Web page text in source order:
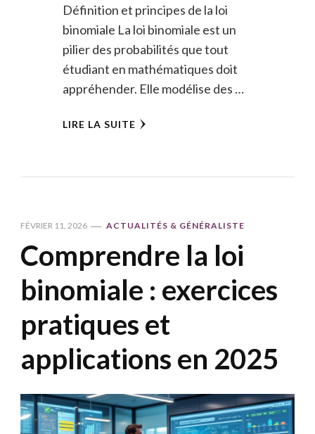
Définition et principes de la loi
binomiale La loi binomiale est un
pilier des probabilités que tout
étudiant en mathématiques doit
appréhender. Elle modélise des …
LIRE LA SUITE
FÉVRIER 11, 2026 ACTUALITÉS & GÉNÉRALISTE
Comprendre la loi
binomiale : exercices
pratiques et
applications en 2025